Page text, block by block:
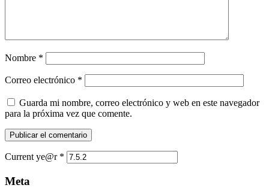
Nombre *
Correo electrónico *
Guarda mi nombre, correo electrónico y web en este navegador
para la próxima vez que comente.
Current ye@r *
Meta